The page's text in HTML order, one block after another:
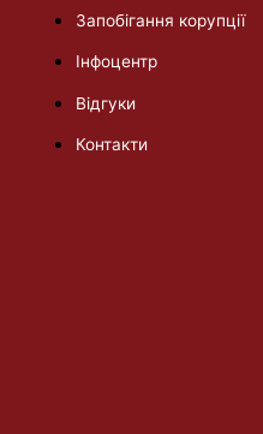
Запобігання корупції
Інфоцентр
Відгуки
Контакти